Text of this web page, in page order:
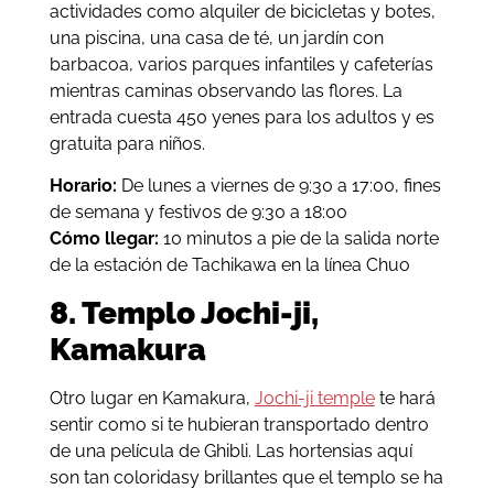
actividades como alquiler de bicicletas y botes,
una piscina, una casa de té, un jardín con
barbacoa, varios parques infantiles y cafeterías
mientras caminas observando las flores. La
entrada cuesta 450 yenes para los adultos y es
gratuita para niños.
Horario: De lunes a viernes de 9:30 a 17:00, fines
de semana y festivos de 9:30 a 18:00
Cómo llegar: 10 minutos a pie de la salida norte
de la estación de Tachikawa en la línea Chuo
8. Templo Jochi-ji,
Kamakura
Otro lugar en Kamakura, Jochi-ji templete hará
sentir como si te hubieran transportado dentro
de una película de Ghibli. Las hortensias aquí
son tan coloridasy brillantes que el templo se ha